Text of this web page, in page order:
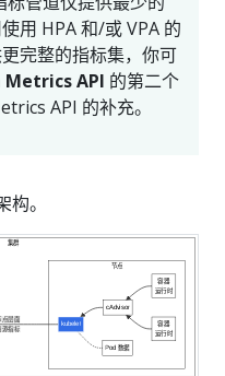
用 HPA 和/或 VPA 的
完整的指标集，你可
API 的第二个
API 的补充。
。
集群
节点
点层面
源指标
kubelet
cAdvisor
容器
运行时
容器
运行时
Pod 数据